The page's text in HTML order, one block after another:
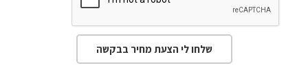
שלחו לי הצעת מחיר בבקשה